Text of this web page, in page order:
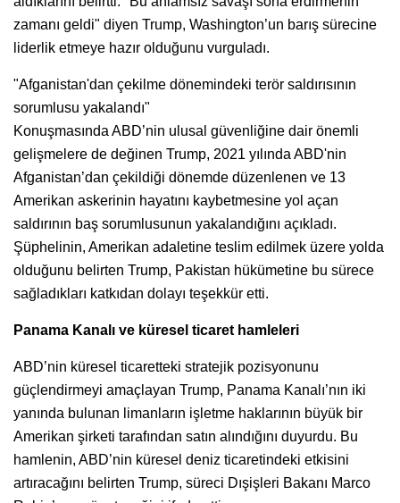
zamanı geldi" diyen Trump, Washington’un barış sürecine
liderlik etmeye hazır olduğunu vurguladı.
"Afganistan'dan çekilme dönemindeki terör saldırısının
sorumlusu yakalandı"
Konuşmasında ABD’nin ulusal güvenliğine dair önemli
gelişmelere de değinen Trump, 2021 yılında ABD'nin
Afganistan’dan çekildiği dönemde düzenlenen ve 13
Amerikan askerinin hayatını kaybetmesine yol açan
saldırının baş sorumlusunun yakalandığını açıkladı.
Şüphelinin, Amerikan adaletine teslim edilmek üzere yolda
olduğunu belirten Trump, Pakistan hükümetine bu sürece
sağladıkları katkıdan dolayı teşekkür etti.
Panama Kanalı ve küresel ticaret hamleleri
ABD’nin küresel ticaretteki stratejik pozisyonunu
güçlendirmeyi amaçlayan Trump, Panama Kanalı’nın iki
yanında bulunan limanların işletme haklarının büyük bir
Amerikan şirketi tarafından satın alındığını duyurdu. Bu
hamlenin, ABD’nin küresel deniz ticaretindeki etkisini
artıracağını belirten Trump, süreci Dışişleri Bakanı Marco